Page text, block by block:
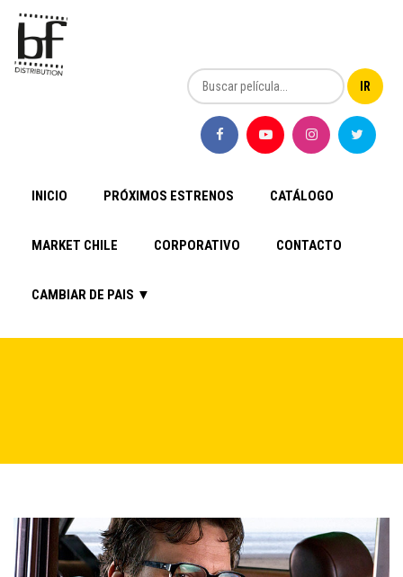
INICIO PRÓXIMOS ESTRENOS CATÁLOGO
MARKET CHILE CORPORATIVO CONTACTO
CAMBIAR DE PAIS ▼